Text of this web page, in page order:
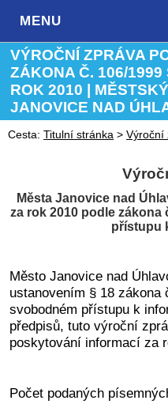
MENU
VÝROČNÍ ZPRÁVA
ZÁKONA Č. 106/1999
ROK 2010 |
JANOVICE NAD
Cesta: Titulní stránka >Výroční
Města Janovice nad
za rok 2010 podle zákona
přístupu
Město Janovice nad
ustanovením § 18 zákona
svobodném přístupu k
předpisů, tuto výroční
poskytování informací za
Počet podaných